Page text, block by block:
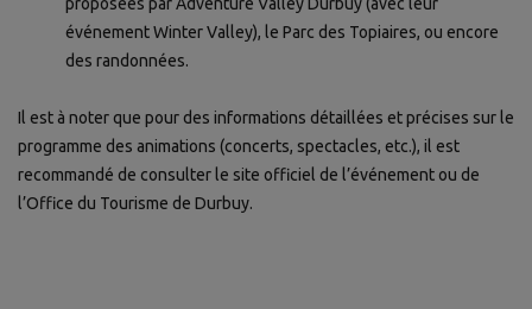
proposées par Adventure Valley Durbuy (avec leur
événement Winter Valley), le Parc des Topiaires, ou encore
des randonnées.
Il est à noter que pour des informations détaillées et précises sur le
programme des animations (concerts, spectacles, etc.), il est
recommandé de consulter le site officiel de l’événement ou de
l’Office du Tourisme de Durbuy.